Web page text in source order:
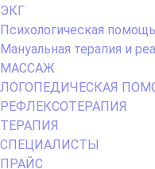
ЭКГ
Психологическая помощь
Мануальная терапия и
МАССАЖ
ЛОГОПЕДИЧЕСКАЯ
РЕФЛЕКСОТЕРАПИЯ
ТЕРАПИЯ
СПЕЦИАЛИСТЫ
ПРАЙС